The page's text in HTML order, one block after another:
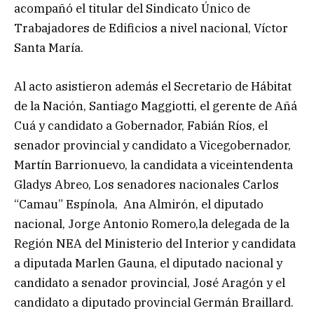
acompañó el titular del Sindicato Único de
Trabajadores de Edificios a nivel nacional, Víctor
Santa María.
Al acto asistieron además el Secretario de Hábitat
de la Nación, Santiago Maggiotti, el gerente de Añá
Cuá y candidato a Gobernador, Fabián Ríos, el
senador provincial y candidato a Vicegobernador,
Martín Barrionuevo, la candidata a viceintendenta
Gladys Abreo, Los senadores nacionales Carlos
“Camau” Espínola, Ana Almirón, el diputado
nacional, Jorge Antonio Romero,la delegada de la
Región NEA del Ministerio del Interior y candidata
a diputada Marlen Gauna, el diputado nacional y
candidato a senador provincial, José Aragón y el
candidato a diputado provincial Germán Braillard.